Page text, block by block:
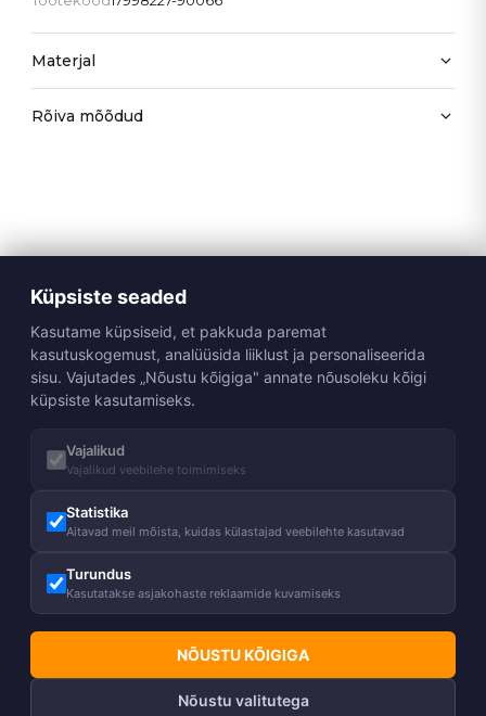
Materjal
Rõiva mõõdud
Küpsiste seaded
Kasutame küpsiseid, et pakkuda paremat
kasutuskogemust, analüüsida liiklust ja personaliseerida
sisu. Vajutades „Nõustu kõigiga" annate nõusoleku kõigi
küpsiste kasutamiseks.
Vajalikud
Vajalikud veebilehe toimimiseks
Statistika
Aitavad meil mõista, kuidas külastajad veebilehte kasutavad
Turundus
Kasutatakse asjakohaste reklaamide kuvamiseks
NÕUSTU KÕIGIGA
Nõustu valitutega